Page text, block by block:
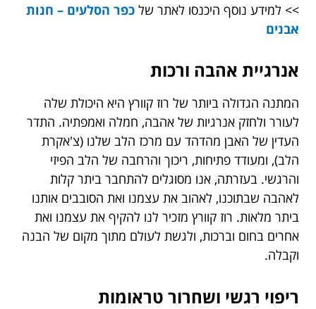
>> למידע נוסף היכנסו לאתר של כפר הסלעים – חנות
אבנים
אנרגיית אהבה ורכות
המתנה הגדולה ביותר של רוז קוורץ היא היכולת שלה
לעורר ולחזק אנרגיות של אהבה, חמלה ואמפתיה. התדר
העדין של האבן מהדהד עם מרכז הלב שלנו (צ'אקרת
הלב), ומעודד פתיחות, ריכוך והרחבה של הלב הפיזי
והרגשי. בעזרתה, אנו מסוגלים להתחבר ביתר קלות
לאהבה שבתוכנו, לאהוב את עצמנו ואת הסובבים אותנו
ביתר מלאות. רוז קוורץ מזכיר לנו להקיף את עצמנו ואת
אחרים בחום וברכות, ולגשת לעולם מתוך מקום של הבנה
וקבלה.
ריפוי רגשי ושחרור טראומות